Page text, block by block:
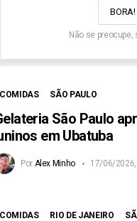
Não se preocupe,
COMIDAS SÃO PAULO
São Paulo
em Ubatuba
Por Alex Minho 17/06/2026,
COMIDAS RIO DE JANEIRO